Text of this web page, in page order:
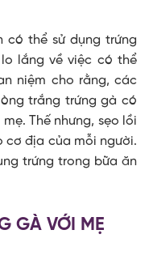
có thể sử dụng trứng
lắng về việc có thể
niệm cho rằng, các
trắng trứng gà có
Thế nhưng, sẹo lồi
cơ địa của mỗi người.
trứng trong bữa ăn
GÀ VỚI MẸ